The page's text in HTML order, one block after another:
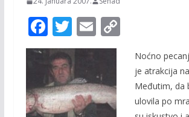
F
ac
e
b
o
T
w
itt
er
E
m
l
C
Li
Noćno
je atrakcija
Međutim, da
ulovila po